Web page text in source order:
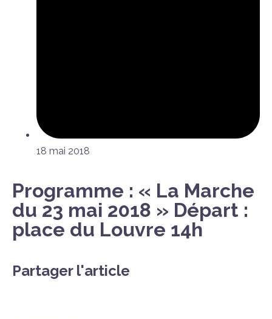
18 mai 2018
Programme : « La Marche
du 23 mai 2018 » Départ :
place du Louvre 14h
Partager l'article